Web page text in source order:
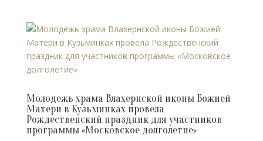
Молодежь храма Влахернской иконы Божией
Матери в Кузьминках провела
Рождественский праздник для участников
программы «Московское долголетие»